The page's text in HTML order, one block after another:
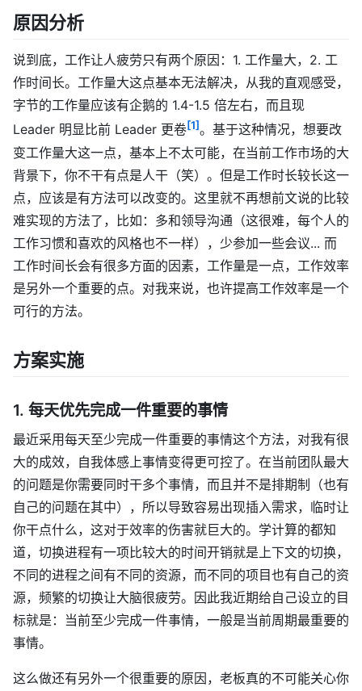
原因分析
说到底，工作让人疲劳只有两个原因：1. 工作量大，2. 工
作时间长。工作量大这点基本无法解决，从我的直观感受，
字节的工作量应该有企鹅的 1.4-1.5 倍左右，而且现
Leader 明显比前 Leader 更卷[1]。基于这种情况，想要改
变工作量大这一点，基本上不太可能，在当前工作市场的大
背景下，你不干有点是人干（笑）。但是工作时长较长这一
点，应该是有方法可以改变的。这里就不再想前文说的比较
难实现的方法了，比如：多和领导沟通（这很难，每个人的
工作习惯和喜欢的风格也不一样），少参加一些会议... 而
工作时间长会有很多方面的因素，工作量是一点，工作效率
是另外一个重要的点。对我来说，也许提高工作效率是一个
可行的方法。
方案实施
1. 每天优先完成一件重要的事情
最近采用每天至少完成一件重要的事情这个方法，对我有很
大的成效，自我体感上事情变得更可控了。在当前团队最大
的问题是你需要同时干多个事情，而且并不是排期制（也有
自己的问题在其中），所以导致容易出现插入需求，临时让
你干点什么，这对于效率的伤害就巨大的。学计算的都知
道，切换进程有一项比较大的时间开销就是上下文的切换，
不同的进程之间有不同的资源，而不同的项目也有自己的资
源，频繁的切换让大脑很疲劳。因此我近期给自己设立的目
标就是：当前至少完成一件事情，一般是当前周期最重要的
事情。
这么做还有另外一个很重要的原因，老板真的不可能关心你